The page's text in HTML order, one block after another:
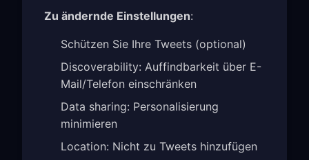
Zu ändernde Einstellungen:
Schützen Sie Ihre Tweets (optional)
Discoverability: Auffindbarkeit über E-
Mail/Telefon einschränken
Data sharing: Personalisierung
minimieren
Location: Nicht zu Tweets hinzufügen